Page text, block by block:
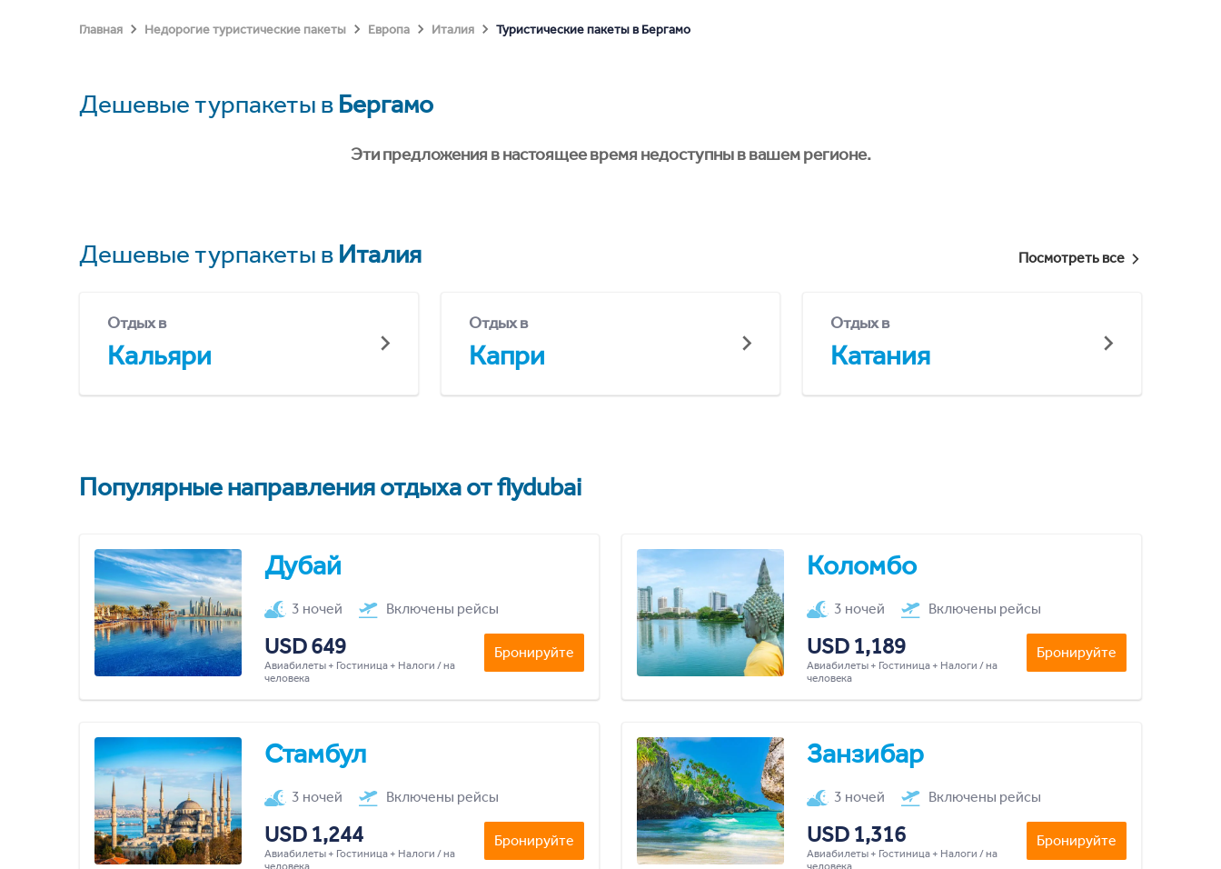
Главная Недорогие туристические пакеты Европа Италия Туристические пакеты в Бергамо
Дешевые турпакеты в Бергамо
Эти предложения в настоящее время недоступны в вашем регионе.
Дешевые турпакеты в Италия Посмотреть все
Отдых в
Кальяри
Отдых в
Капри
Отдых в
Катания
Популярные направления отдыха от flydubai
Дубай
3 ночей Включены рейсы
USD 649
Авиабилеты + Гостиница + Налоги / на
человека
Бронируйте
Коломбо
3 ночей Включены рейсы
USD 1,189
Авиабилеты + Гостиница + Налоги / на
человека
Бронируйте
Стамбул
3 ночей Включены рейсы
USD 1,244
Авиабилеты + Гостиница + Налоги / на
человека
Бронируйте
Занзибар
3 ночей Включены рейсы
USD 1,316
Авиабилеты + Гостиница + Налоги / на
человека
Бронируйте